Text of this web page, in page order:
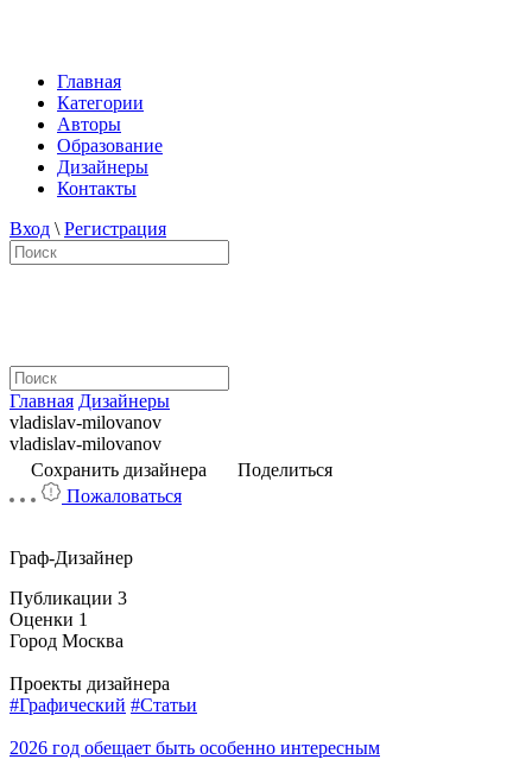
Главная
Категории
Авторы
Образование
Дизайнеры
Контакты
Вход \ Регистрация
Главная Дизайнеры
vladislav-milovanov
vladislav-milovanov
Сохранить дизайнера
Поделиться
Пожаловаться
Граф-Дизайнер
Публикации 3
Оценки 1
Город Москва
Проекты дизайнера
#Графический #Статьи
2026 год обещает быть особенно интересным